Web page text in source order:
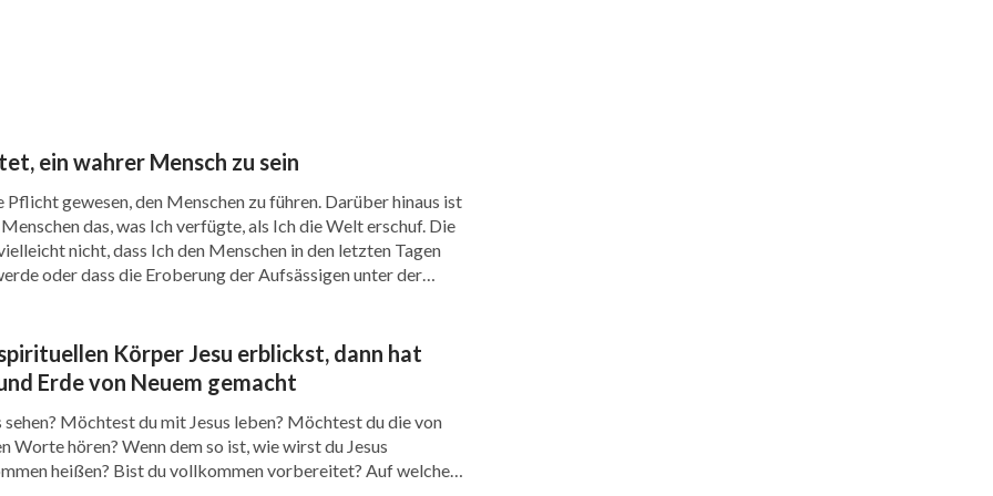
unerträglich schäbigen Benehmen
wieder, davon Abstand zu nehmen, das zu
ist. Stattdessen sollt ihr das tun, was
bringt und was eurem Bestimmungsort
des Unheils leidet, kein anderer als
gebracht, die Mich lieben und sich selbst
niederkommt, ist genau der Beweis
Meines Zornes. Wenn Unheil eintritt,
ein wahrer Mensch zu sein
Pflicht gewesen, den Menschen zu führen. Darüber hinaus ist
das, was Ich verfügte, als Ich die Welt erschuf. Die
nicht, dass Ich den Menschen in den letzten Tagen
oder dass die Eroberung der Aufsässigen unter der
Körper Jesu erblickst, dann hat
Erde von Neuem gemacht
Möchtest du mit Jesus leben? Möchtest du die von
Worte hören? Wenn dem so ist, wie wirst du Jesus
heißen? Bist du vollkommen vorbereitet? Auf welche